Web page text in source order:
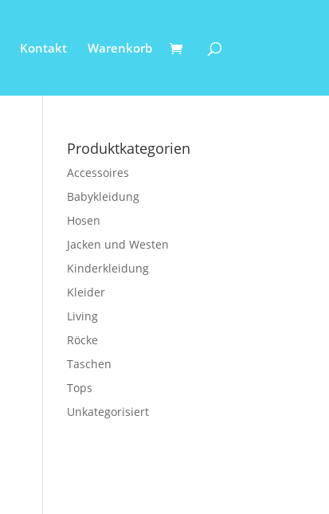
Kontakt Warenkorb
Produktkategorien
Accessoires
Babykleidung
Hosen
Jacken und Westen
Kinderkleidung
Kleider
Living
Röcke
Taschen
Tops
Unkategorisiert